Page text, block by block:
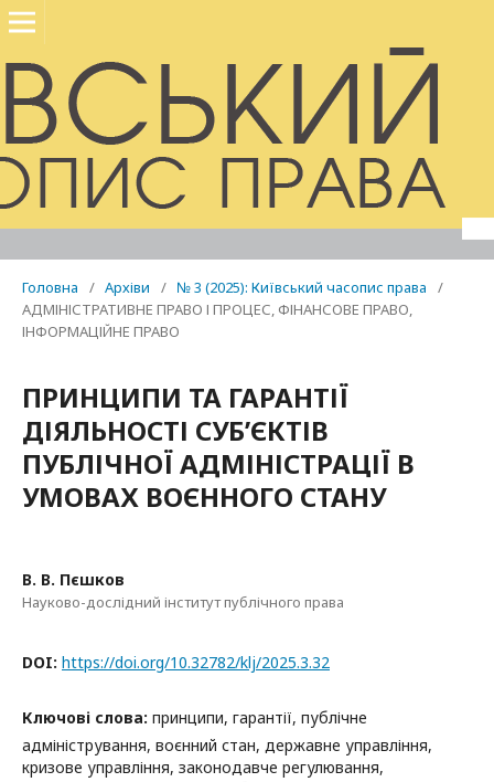
Головна / Архіви / № 3 (2025): Київський часопис права
/
АДМІНІСТРАТИВНЕ ПРАВО І ПРОЦЕС, ФІНАНСОВЕ ПРАВО,
ІНФОРМАЦІЙНЕ ПРАВО
ПРИНЦИПИ ТА ГАРАНТІЇ
ДІЯЛЬНОСТІ СУБ’ЄКТІВ
ПУБЛІЧНОЇ АДМІНІСТРАЦІЇ В
УМОВАХ ВОЄННОГО СТАНУ
В. В. Пєшков
Науково-дослідний інститут публічного права
DOI: https://doi.org/10.32782/klj/2025.3.32
Ключові слова: принципи, гарантії, публічне
адміністрування, воєнний стан, державне управління,
кризове управління, законодавче регулювання,